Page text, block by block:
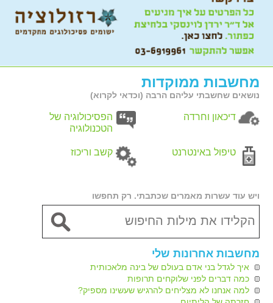
מחשבות ממוקדות
נושאים שחשבתי עליהם הרבה (וכדאי לקרוא)
דיכאון וחרדה
הפסיכולוגיה של
הטכנולוגיה
טיפול באינטרנט קשב וריכוז
ויש עוד עשרות מאמרים שכתבתי. רק תחפשו
מחשבות אחרונות שלי
איך לגדל בני אדם בעולם של בינה מלאכותית
כמה דברים לפני שלוקחים תרופות
למה אנחנו לא מצליחים להרגיש שעשינו מספיק?